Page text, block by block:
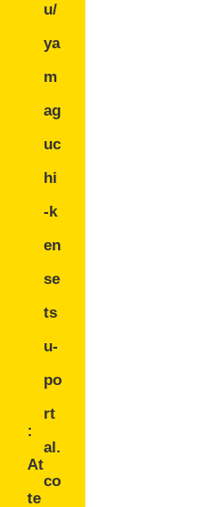
:
At
te
u/
ya
m
ag
uc
hi
-k
en
se
ts
u-
po
rt
al.
co